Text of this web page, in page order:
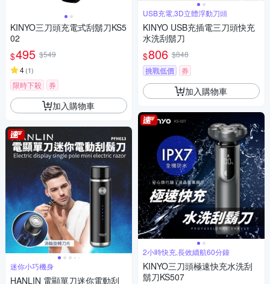
KINYO三刀頭充電式刮鬍刀KS5
02
$495 $549
4(1)
限時下殺 券
加入購物車
迷你小巧機身
HANLIN 電顯單刀迷你電動刮
USB充電,3D立體浮動刀頭
KINYO USB充插電三刀頭快充
水洗刮鬍刀
$806 $848
挑戰低價
券
加入購物車
2小時快充,長效續航60分鐘
KINYO三刀頭極速快充水洗刮
鬍刀KS507